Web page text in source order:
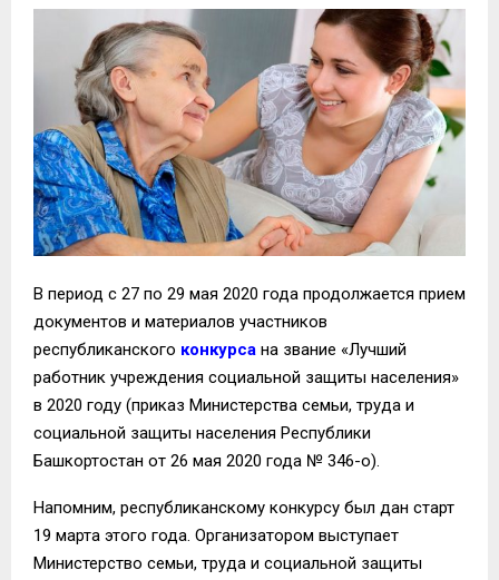
В период с 27 по 29 мая 2020 года продолжается прием
документов и материалов участников
республиканского конкурса на звание «Лучший
работник учреждения социальной защиты населения»
в 2020 году (приказ Министерства семьи, труда и
социальной защиты населения Республики
Башкортостан от 26 мая 2020 года № 346-о).
Напомним, республиканскому конкурсу был дан старт
19 марта этого года. Организатором выступает
Министерство семьи, труда и социальной защиты